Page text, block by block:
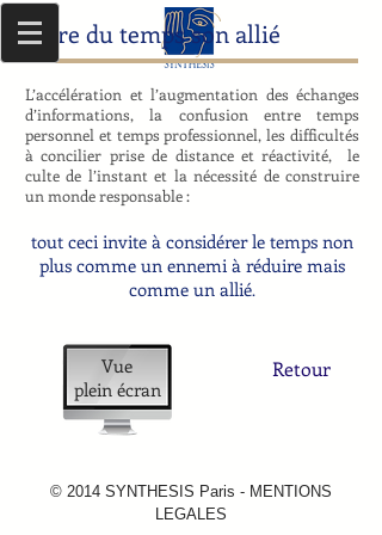
Faire du temps son allié
L’accélération et l’augmentation des échanges
d’informations, la confusion entre temps
personnel et temps professionnel, les difficultés
à concilier prise de distance et réactivité, le
culte de l’instant et la nécessité de construire
un monde responsable :
tout ceci invite à considérer le temps non
plus comme un ennemi à réduire mais
comme un allié.
Vue
plein écran
Retour
© 2014 SYNTHESIS Paris - MENTIONS
LEGALES